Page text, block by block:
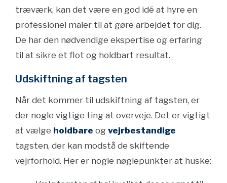
træværk, kan det være en god idé at hyre en
professionel maler til at gøre arbejdet for dig.
De har den nødvendige ekspertise og erfaring
til at sikre et flot og holdbart resultat.
Udskiftning af tagsten
Når det kommer til udskiftning af tagsten, er
der nogle vigtige ting at overveje. Det er vigtigt
at vælge holdbare og vejrbestandige
tagsten, der kan modstå de skiftende
vejrforhold. Her er nogle nøglepunkter at huske: